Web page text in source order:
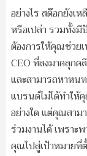
อย่างไร สต๊อกยังเ
หรือเปล่า รวมทั้ง
ต้องการให้คุณช่วยเ
CEO ที่ลงมาคลุก
และสามารถหาหน
แบรนด์ไม่ได้ทำให้
อย่างใด แต่คุณสาม
ร่วมงานได้ เพราะ
คุณไปสู่เป้าหมายที่ตั้